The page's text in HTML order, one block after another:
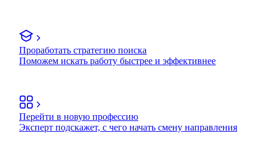
Проработать стратегию поиска
Поможем искать работу быстрее и эффективнее
Перейти в новую профессию
Эксперт подскажет, с чего начать смену направления